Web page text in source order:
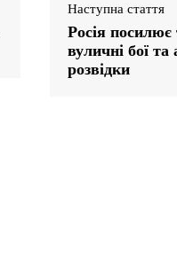
Наступна стаття
Росія посилює
вуличні бої та
розвідки